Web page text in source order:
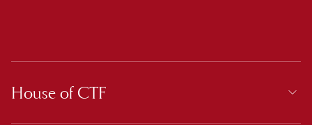
House of CTF